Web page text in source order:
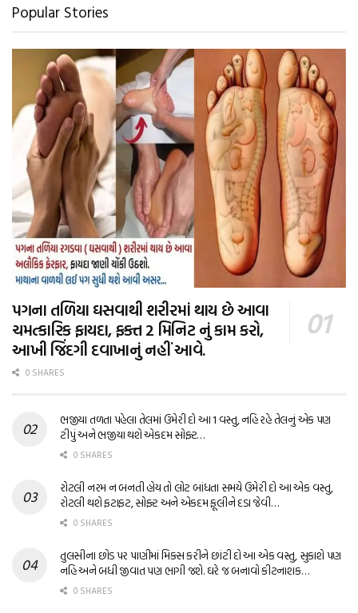
Popular Stories
પગના તળિયા ઘસવાથી શરીરમાં થાય છે આવા
ચમત્કારિક ફાયદા, ફક્ત 2 મિનિટ નું કામ કરો,
આખી જિંદગી દવાખાનું નહીં આવે.
0 SHARES
ભજીયા તળતા પહેલા તેલમાં ઉમેરી દો આ 1 વસ્તુ, નહિ રહે તેલનું એક પણ
ટીપું અને ભજીયા થશે એકદમ સોફ્ટ…
0 SHARES
રોટલી નરમ ન બનતી હોય તો લોટ બાંધતા સમયે ઉમેરી દો આ એક વસ્તુ,
રોટલી થશે ફટાફટ, સોફ્ટ અને એકદમ ફૂલીને દડા જેવી…
0 SHARES
તુલસીના છોડ પર પાણીમાં મિક્સ કરીને છાંટી દો આ એક વસ્તુ, સુકાશે પણ
નહિ અને બધી જીવાત પણ ભાગી જશે. ઘરે જ બનાવો કીટનાશક…
0 SHARES